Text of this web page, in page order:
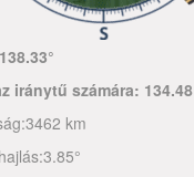
138.33°
iránytű számára: 134.48
3462 km
3.85°